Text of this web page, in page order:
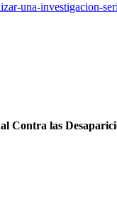
una-investigacion-
Contra las